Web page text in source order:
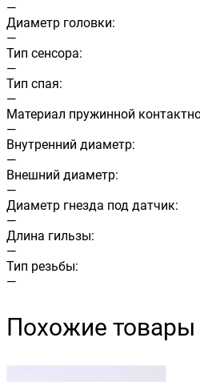
—
Диаметр головки:
—
Тип сенсора:
—
Тип спая:
—
Материал пружинной
—
Внутренний диаметр:
—
Внешний диаметр:
—
Диаметр гнезда под датчик:
—
Длина гильзы:
—
Тип резьбы:
—
Похожие товары